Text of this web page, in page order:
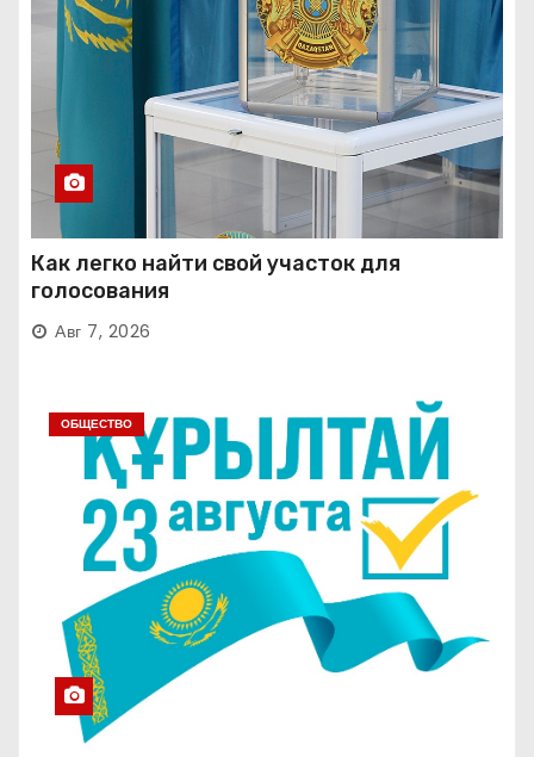
Как легко найти свой участок для
голосования
Авг 7, 2026
ОБЩЕСТВО